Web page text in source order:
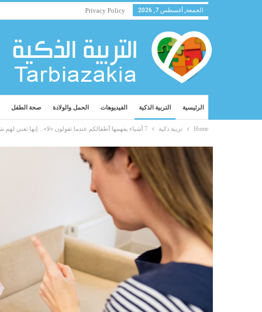
الجمعة, أغسطس 7, 2026 Privacy Policy
الرئيسية التربية الذكية الفيديوهات الحمل والولادة صحة الطفل
Home تربية ذكية 7 أشياء يفهمها أطفالكم عندما تقولون «لا»…إنها تعني لهم شيئاً آخر !